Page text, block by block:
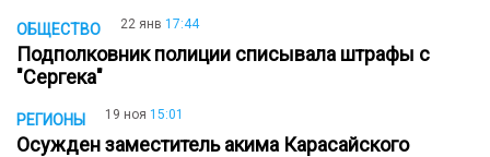
ОБЩЕСТВО 22 янв 17:44
Подполковник полиции списывала штрафы с
"Сергека"
РЕГИОНЫ 19 ноя 15:01
Осужден заместитель акима Карасайского